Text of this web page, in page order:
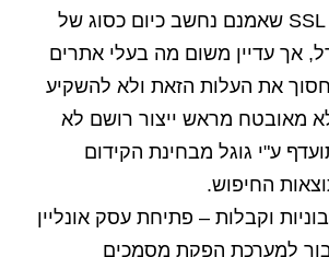
בפרוטוקול SSL שאמנם נחשב כיום כסוג של
אך עדיין משום מה בעלי אתרים
את העלות הזאת ולא להשקיע
מאובטח מראש ייצור רושם לא
ע"י גוגל מבחינת הקידום
החיפוש.
וקבלות – פתיחת עסק אונליין
למערכת הפקת מסמכים